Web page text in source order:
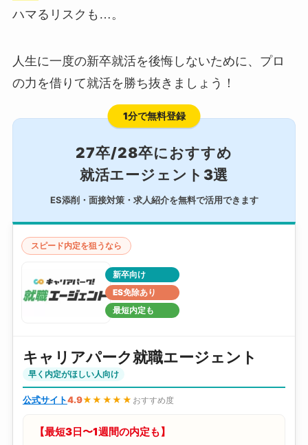
ハマるリスクも…。
人生に一度の新卒就活を後悔しないために、プロ
の力を借りて就活を勝ち抜きましょう！
1分で無料登録
27卒/28卒におすすめ
就活エージェント3選
ES添削・面接対策・求人紹介を無料で活用できます
スピード内定を狙うなら
新卒向け
ES免除あり
最短内定も
キャリアパーク就職エージェント
早く内定がほしい人向け
公式サイト4.9★★★★★ おすすめ度
【最短3日〜1週間の内定も】